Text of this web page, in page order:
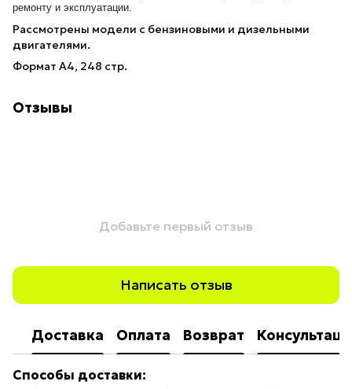
ремонту и эксплуатации.
Рассмотрены модели с бензиновыми и дизельными
двигателями.
Формат А4, 248 стр.
Отзывы
Добавьте первый отзыв
Написать отзыв
Доставка Оплата Возврат
Способы доставки: